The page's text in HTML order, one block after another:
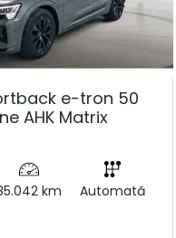
e-tron 50
AHK Matrix
km Automată